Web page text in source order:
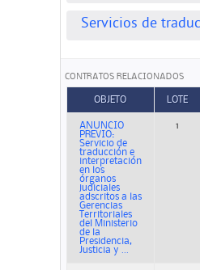
Servicios de
CONTRATOS RELACIONADOS
OBJETO LOTE
ANUNCIO
PREVIO:
Servicio de
traducción e
interpretación
en los
órganos
judiciales
adscritos a las
Gerencias
Territoriales
del Ministerio
de la
Presidencia,
Justicia y ...
1